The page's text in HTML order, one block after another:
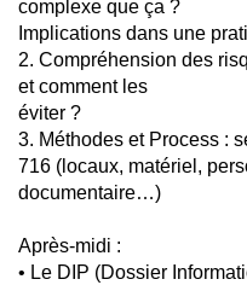
complexe que ça ?
Implications dans une
2. Compréhension des
et comment les
éviter ?
3. Méthodes et Process :
716 (locaux, matériel,
documentaire…)
Après-midi :
• Le DIP (Dossier